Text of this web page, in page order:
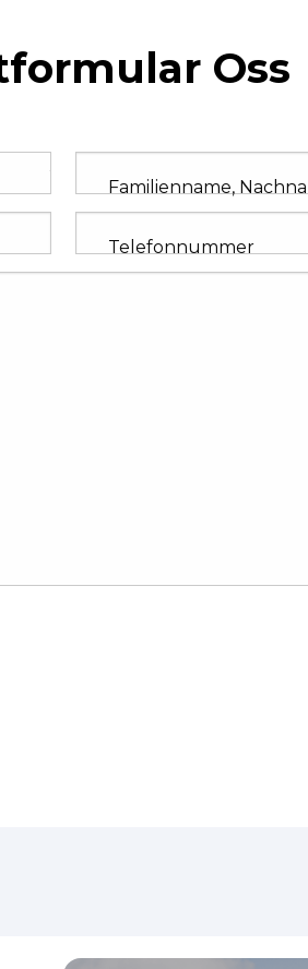
Oss
Familienname,
Telefonnummer